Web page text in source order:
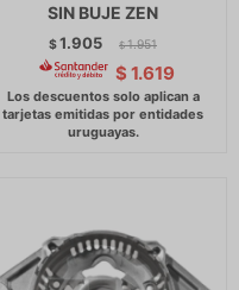
SIN BUJE ZEN
$1.905 $ 1.951
$ 1.619